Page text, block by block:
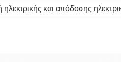
ηλεκτρικής και απόδοσης